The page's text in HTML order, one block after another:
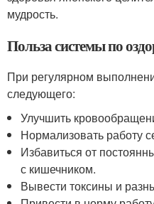
мудрость.
Польза системы по
При регулярном
следующего:
Улучшить
Нормализовать работу
Избавиться от
с кишечником.
Вывести токсины и